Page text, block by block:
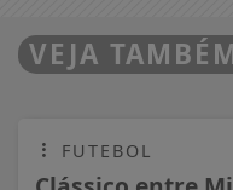
VEJA
FUTEBOL